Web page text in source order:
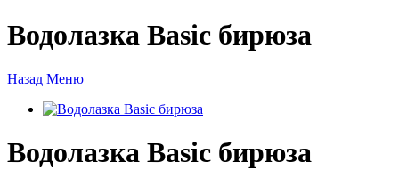
Водолазка Basic бирюза
Назад Меню
Водолазка Basic бирюза